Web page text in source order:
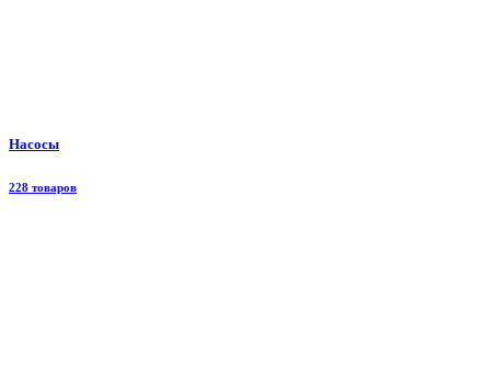
Насосы
228 товаров